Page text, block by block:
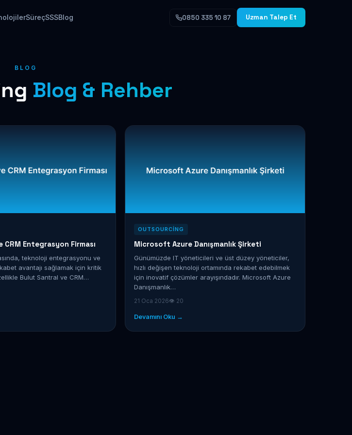
SüreçSSSBlog 0850 335 10 87 Uzman Talep Et
BLOG
Blog & Rehber
Entegrasyon Firması
teknoloji entegrasyonu ve
avantajı sağlamak için kritik
Bulut Santral ve CRM…
OUTSOURCING
Microsoft Azure Danışmanlık Şirketi
Günümüzde IT yöneticileri ve üst düzey yöneticiler,
hızlı değişen teknoloji ortamında rekabet edebilmek
için inovatif çözümler arayışındadır. Microsoft Azure
Danışmanlık…
21 Oca 2026👁 20
Devamını Oku →